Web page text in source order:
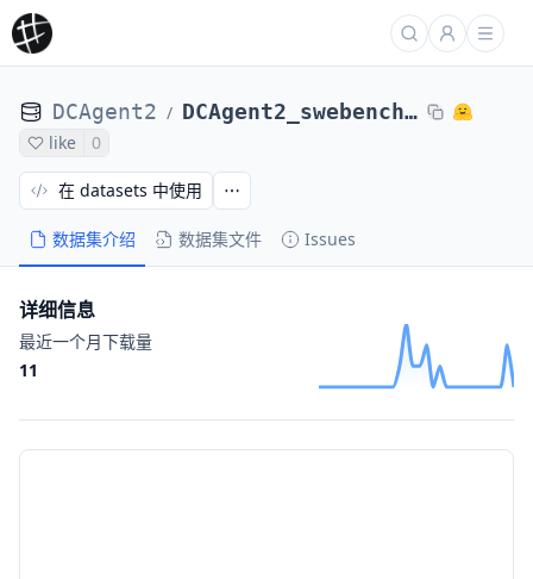
DCAgent2 / DCAgent2_swebench-verified-random-100-folders_DCAgent_staqc-ot3-100k-traces-terf604faa9
like 0
数据集介绍 数据集文件 Issues
在 datasets 中使用
详细信息
最近一个月下载量
11